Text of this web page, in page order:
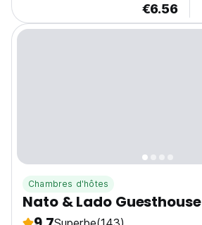
€6.56
Chambres d'hôtes
Nato & Lado Guesthouse